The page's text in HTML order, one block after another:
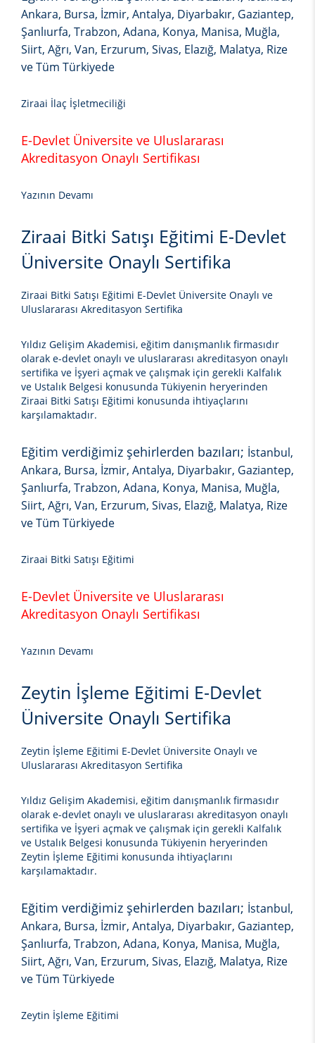
Ankara, Bursa, İzmir, Antalya, Diyarbakır, Gaziantep,
Şanlıurfa, Trabzon, Adana, Konya, Manisa, Muğla,
Siirt, Ağrı, Van, Erzurum, Sivas, Elazığ, Malatya, Rize
ve Tüm Türkiyede
Ziraai İlaç İşletmeciliği
E-Devlet Üniversite ve Uluslararası
Akreditasyon Onaylı Sertifikası
Yazının Devamı
Ziraai Bitki Satışı Eğitimi E-Devlet
Üniversite Onaylı Sertifika
Ziraai Bitki Satışı Eğitimi E-Devlet Üniversite Onaylı ve
Uluslararası Akreditasyon Sertifika
Yıldız Gelişim Akademisi, eğitim danışmanlık firmasıdır
olarak e-devlet onaylı ve uluslararası akreditasyon onaylı
sertifika ve İşyeri açmak ve çalışmak için gerekli Kalfalık
ve Ustalık Belgesi konusunda Tükiyenin heryerinden
Ziraai Bitki Satışı Eğitimi konusunda ihtiyaçlarını
karşılamaktadır.
Eğitim verdiğimiz şehirlerden bazıları; İstanbul,
Ankara, Bursa, İzmir, Antalya, Diyarbakır, Gaziantep,
Şanlıurfa, Trabzon, Adana, Konya, Manisa, Muğla,
Siirt, Ağrı, Van, Erzurum, Sivas, Elazığ, Malatya, Rize
ve Tüm Türkiyede
Ziraai Bitki Satışı Eğitimi
E-Devlet Üniversite ve Uluslararası
Akreditasyon Onaylı Sertifikası
Yazının Devamı
Zeytin İşleme Eğitimi E-Devlet
Üniversite Onaylı Sertifika
Zeytin İşleme Eğitimi E-Devlet Üniversite Onaylı ve
Uluslararası Akreditasyon Sertifika
Yıldız Gelişim Akademisi, eğitim danışmanlık firmasıdır
olarak e-devlet onaylı ve uluslararası akreditasyon onaylı
sertifika ve İşyeri açmak ve çalışmak için gerekli Kalfalık
ve Ustalık Belgesi konusunda Tükiyenin heryerinden
Zeytin İşleme Eğitimi konusunda ihtiyaçlarını
karşılamaktadır.
Eğitim verdiğimiz şehirlerden bazıları; İstanbul,
Ankara, Bursa, İzmir, Antalya, Diyarbakır, Gaziantep,
Şanlıurfa, Trabzon, Adana, Konya, Manisa, Muğla,
Siirt, Ağrı, Van, Erzurum, Sivas, Elazığ, Malatya, Rize
ve Tüm Türkiyede
Zeytin İşleme Eğitimi